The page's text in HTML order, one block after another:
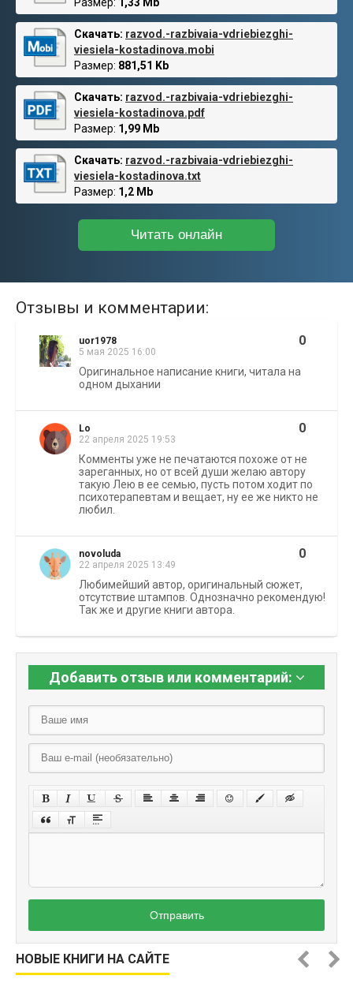
Размер: 1,33 Mb
Скачать: razvod.-razbivaia-vdriebiezghi-
viesiela-kostadinova.mobi
Размер: 881,51 Kb
Скачать: razvod.-razbivaia-vdriebiezghi-
viesiela-kostadinova.pdf
Размер: 1,99 Mb
Скачать: razvod.-razbivaia-vdriebiezghi-
viesiela-kostadinova.txt
Размер: 1,2 Mb
Читать онлайн
Отзывы и комментарии:
uor1978
5 мая 2025 16:00
0
Оригинальное написание книги, читала на
одном дыхании
Lo
22 апреля 2025 19:53
0
Комменты уже не печатаются похоже от не
зареганных, но от всей души желаю автору
такую Лею в ее семью, пусть потом ходит по
психотерапевтам и вещает, ну ее же никто не
любил.
novoluda
22 апреля 2025 13:49
0
Любимейший автор, оригинальный сюжет,
отсутствие штампов. Однозначно рекомендую!
Так же и другие книги автора.
Добавить отзыв или комментарий:
Отправить
НОВЫЕ КНИГИ НА САЙТЕ